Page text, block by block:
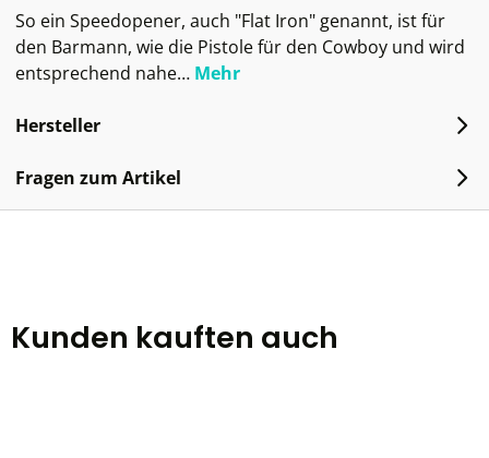
So ein Speedopener, auch "Flat Iron" genannt, ist für
den Barmann, wie die Pistole für den Cowboy und wird
entsprechend nahe… Mehr
Hersteller
Fragen zum Artikel
Kunden kauften auch